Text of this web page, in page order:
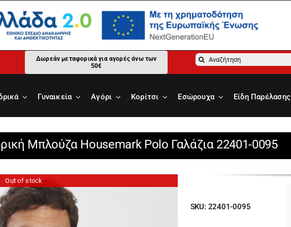
Δωρεάν μεταφορικά για αγορές άνω των
50€
Αναζήτηση
Γυναικεία Αγόρι Κορίτσι Εσώρουχα Είδη Παρέλασης
Μπλούζα Housemark Polo Γαλάζια 22401-0095
Out of stock
SKU: 22401-0095